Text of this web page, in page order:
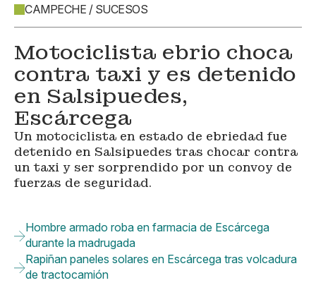
CAMPECHE / SUCESOS
Motociclista ebrio choca
contra taxi y es detenido
en Salsipuedes,
Escárcega
Un motociclista en estado de ebriedad fue
detenido en Salsipuedes tras chocar contra
un taxi y ser sorprendido por un convoy de
fuerzas de seguridad.
Hombre armado roba en farmacia de Escárcega
durante la madrugada
Rapiñan paneles solares en Escárcega tras volcadura
de tractocamión